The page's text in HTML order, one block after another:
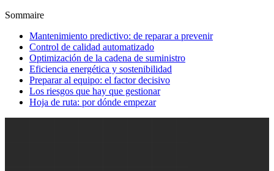
Sommaire
Mantenimiento predictivo: de reparar a prevenir
Control de calidad automatizado
Optimización de la cadena de suministro
Eficiencia energética y sostenibilidad
Preparar al equipo: el factor decisivo
Los riesgos que hay que gestionar
Hoja de ruta: por dónde empezar